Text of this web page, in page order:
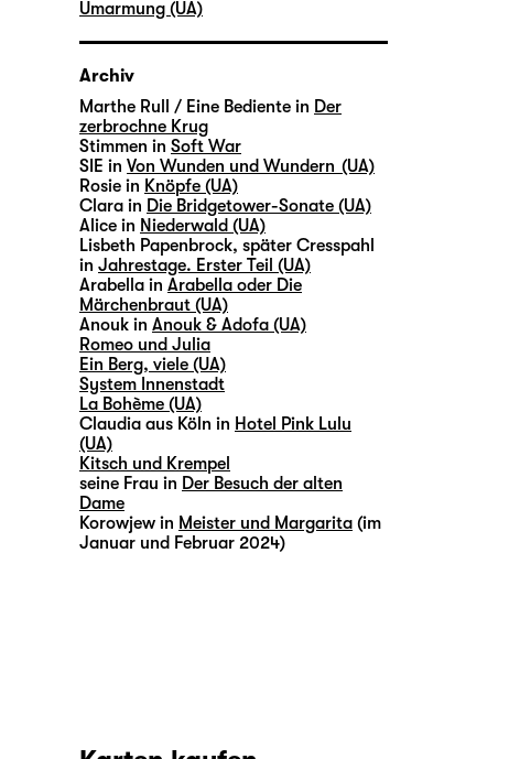
Umarmung (UA)
Archiv
Marthe Rull / Eine Bediente in Der
zerbrochne Krug
Stimmen in Soft War
SIE in Von Wunden und Wundern (UA)
Rosie in Knöpfe (UA)
Clara in Die Bridgetower-Sonate (UA)
Alice in Niederwald (UA)
Lisbeth Papenbrock, später Cresspahl
in Jahrestage. Erster Teil (UA)
Arabella in Arabella oder Die
Märchenbraut (UA)
Anouk in Anouk & Adofa (UA)
Romeo und Julia
Ein Berg, viele (UA)
System Innenstadt
La Bohème (UA)
Claudia aus Köln in Hotel Pink Lulu
(UA)
Kitsch und Krempel
seine Frau in Der Besuch der alten
Dame
Korowjew in Meister und Margarita (im
Januar und Februar 2024)